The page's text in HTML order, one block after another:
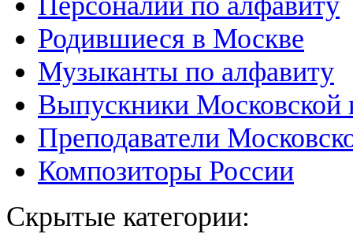
Родившиеся в Москве
Музыканты по алфавиту
Выпускники Московской
Преподаватели
Композиторы России
Скрытые категории: